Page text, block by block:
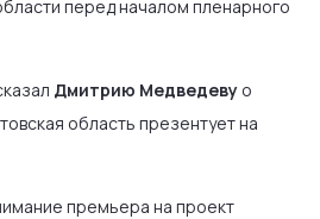
перед началом пленарного
Дмитрию Медведеву о
область презентует на
премьера на проект